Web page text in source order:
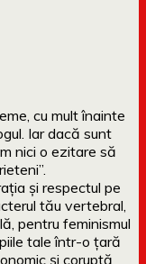
cu mult înainte
Iar dacă sunt
nici o ezitare să
și respectul pe
tău vertebral,
pentru feminismul
tale într-o țară
și coruptă